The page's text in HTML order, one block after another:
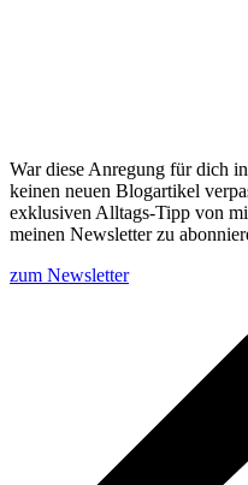
War diese Anregung für dich
keinen neuen Blogartikel
exklusiven Alltags-Tipp von
meinen Newsletter zu
zum Newsletter